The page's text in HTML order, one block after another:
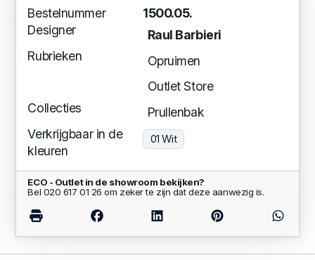
Bestelnummer
1500.05.
Designer
Raul Barbieri
Rubrieken
Opruimen
Outlet Store
Collecties
Prullenbak
Verkrijgbaar in de
kleuren
01 Wit
ECO - Outlet in de showroom bekijken?
Bel 020 617 01 26 om zeker te zijn dat deze aanwezig is.